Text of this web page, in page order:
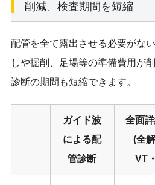
削減、検査期間を短縮
配管を全て露出させる必要がな
しや掘削、足場等の準備費用が
診断の期間も短縮できます。
ガイド波
による配
管診断
全面
(全
VT